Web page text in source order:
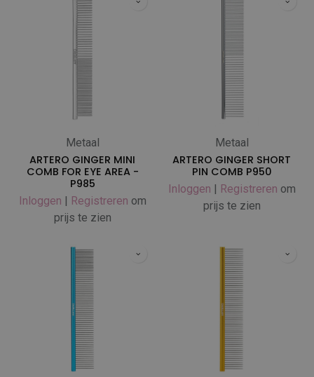
Metaal
ARTERO GINGER MINI
COMB FOR EYE AREA -
P985
Inloggen | Registreren om
prijs te zien
Metaal
ARTERO GINGER SHORT
PIN COMB P950
Inloggen | Registreren om
prijs te zien